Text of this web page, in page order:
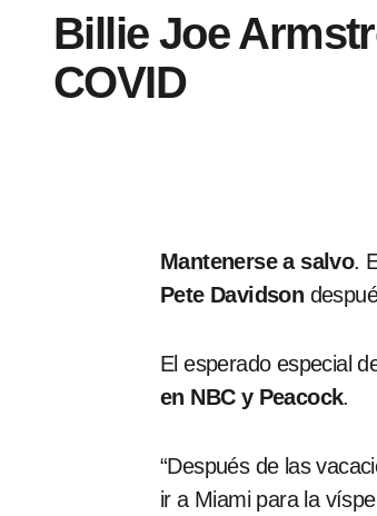
Billie Joe
COVID
Mantenerse a salvo.
Pete Davidson
El esperado especial
en NBC y Peacock.
“Después de las
ir a Miami para la